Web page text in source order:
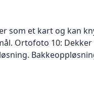
som et kart og kan
Ortofoto 10: